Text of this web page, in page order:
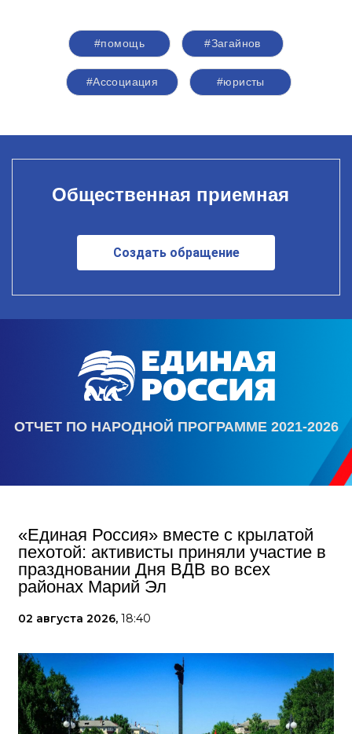
#помощь #Загайнов
#Ассоциация #юристы
Общественная приемная
Создать обращение
ОТЧЕТ ПО НАРОДНОЙ ПРОГРАММЕ 2021-2026
«Единая Россия» вместе с крылатой
пехотой: активисты приняли участие в
праздновании Дня ВДВ во всех
районах Марий Эл
02 августа 2026, 18:40